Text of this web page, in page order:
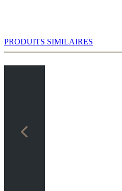
PRODUITS SIMILAIRES